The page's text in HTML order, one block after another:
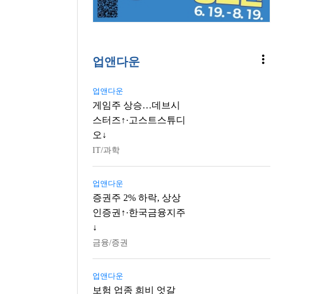
업앤다운 more_vert
업앤다운
게임주 상승…데브시
스터즈↑·고스트스튜디
오↓
IT/과학
업앤다운
증권주 2% 하락, 상상
인증권↑·한국금융지주
↓
금융/증권
업앤다운
보험 업종 희비 엇갈